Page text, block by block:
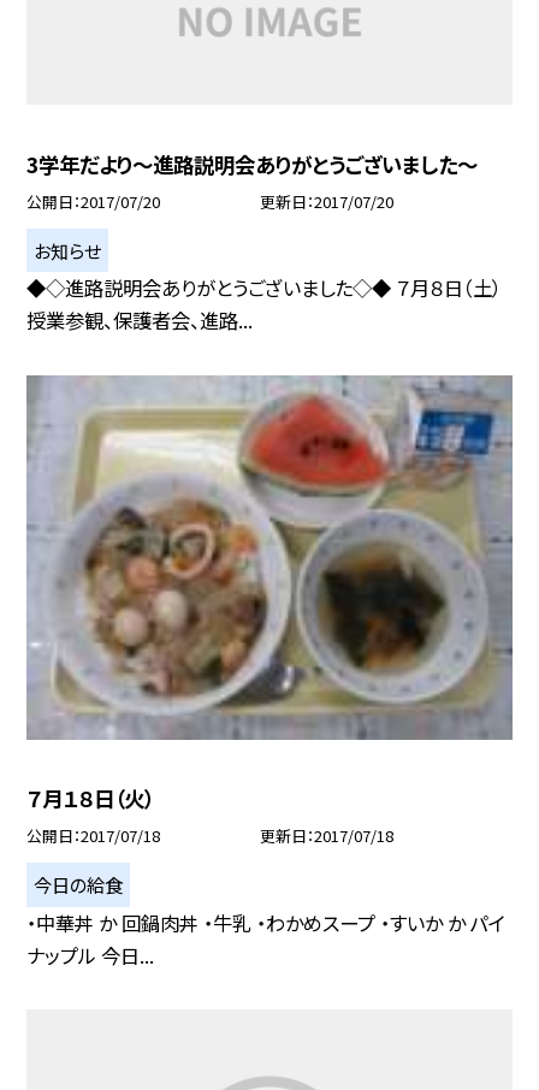
3学年だより〜進路説明会ありがとうございました〜
公開日 2017/07/20 更新日 2017/07/20
お知らせ
◆◇進路説明会ありがとうございました◇◆ ７月８日（土）
授業参観、保護者会、進路...
７月１８日（火）
公開日 2017/07/18 更新日 2017/07/18
今日の給食
・中華丼 か 回鍋肉丼 ・牛乳 ・わかめスープ ・すいか か パイ
ナップル 今日...